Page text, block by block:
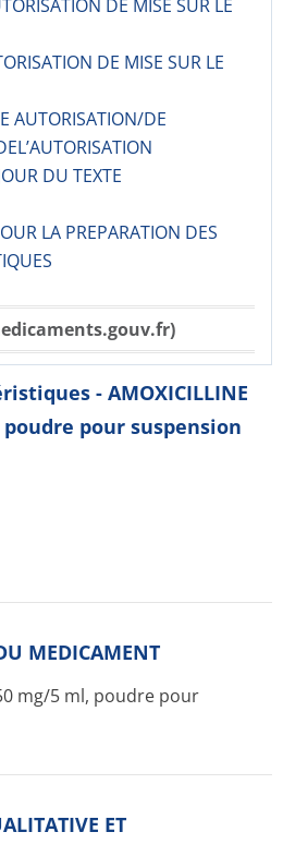
DE MISE SUR LE
DE MISE SUR LE
AUTORISATION/DE
DU TEXTE
LA PREPARATION DES
- AMOXICILLINE
poudre pour suspension
MEDICAMENT
mg/5 ml, poudre pour
ET